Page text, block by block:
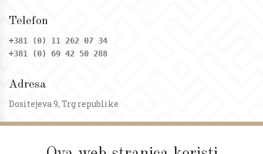
Telefon
+381 (0) 11 262 07 34
+381 (0) 69 42 50 288
Adresa
Dositejeva 9, Trg republike